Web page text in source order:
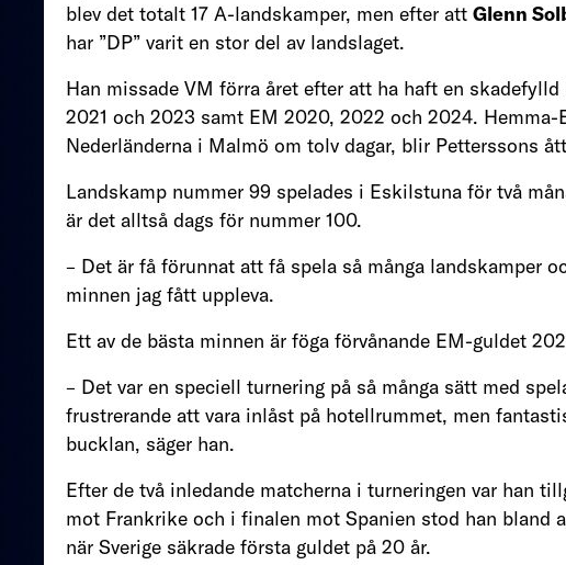
blev det totalt 17 A-landskamper, men efter att Glenn
har ”DP” varit en stor del av landslaget.
Han missade VM förra året efter att ha haft en
2021 och 2023 samt EM 2020, 2022 och 2024.
Nederländerna i Malmö om tolv dagar, blir Petterssons
Landskamp nummer 99 spelades i Eskilstuna för två
är det alltså dags för nummer 100.
– Det är få förunnat att få spela så många landskamper
minnen jag fått uppleva.
Ett av de bästa minnen är föga förvånande EM-guldet
– Det var en speciell turnering på så många sätt med
frustrerande att vara inlåst på hotellrummet, men
bucklan, säger han.
Efter de två inledande matcherna i turneringen var han
mot Frankrike och i finalen mot Spanien stod han bland
när Sverige säkrade första guldet på 20 år.